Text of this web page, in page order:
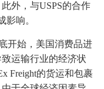
外，与USPS的合作
影响。
开始，美国消费品进
运输行业的经济状
Freight的货运和包裹